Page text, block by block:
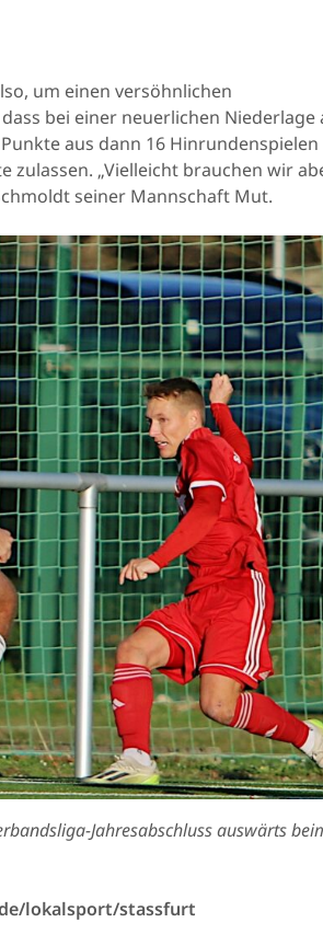
um einen versöhnlichen
bei einer neuerlichen Niederlage
aus dann 16 Hinrundenspielen
zulassen. „Vielleicht brauchen wir
seiner Mannschaft Mut.
Jahresabschluss auswärts
lokalsport/stassfurt